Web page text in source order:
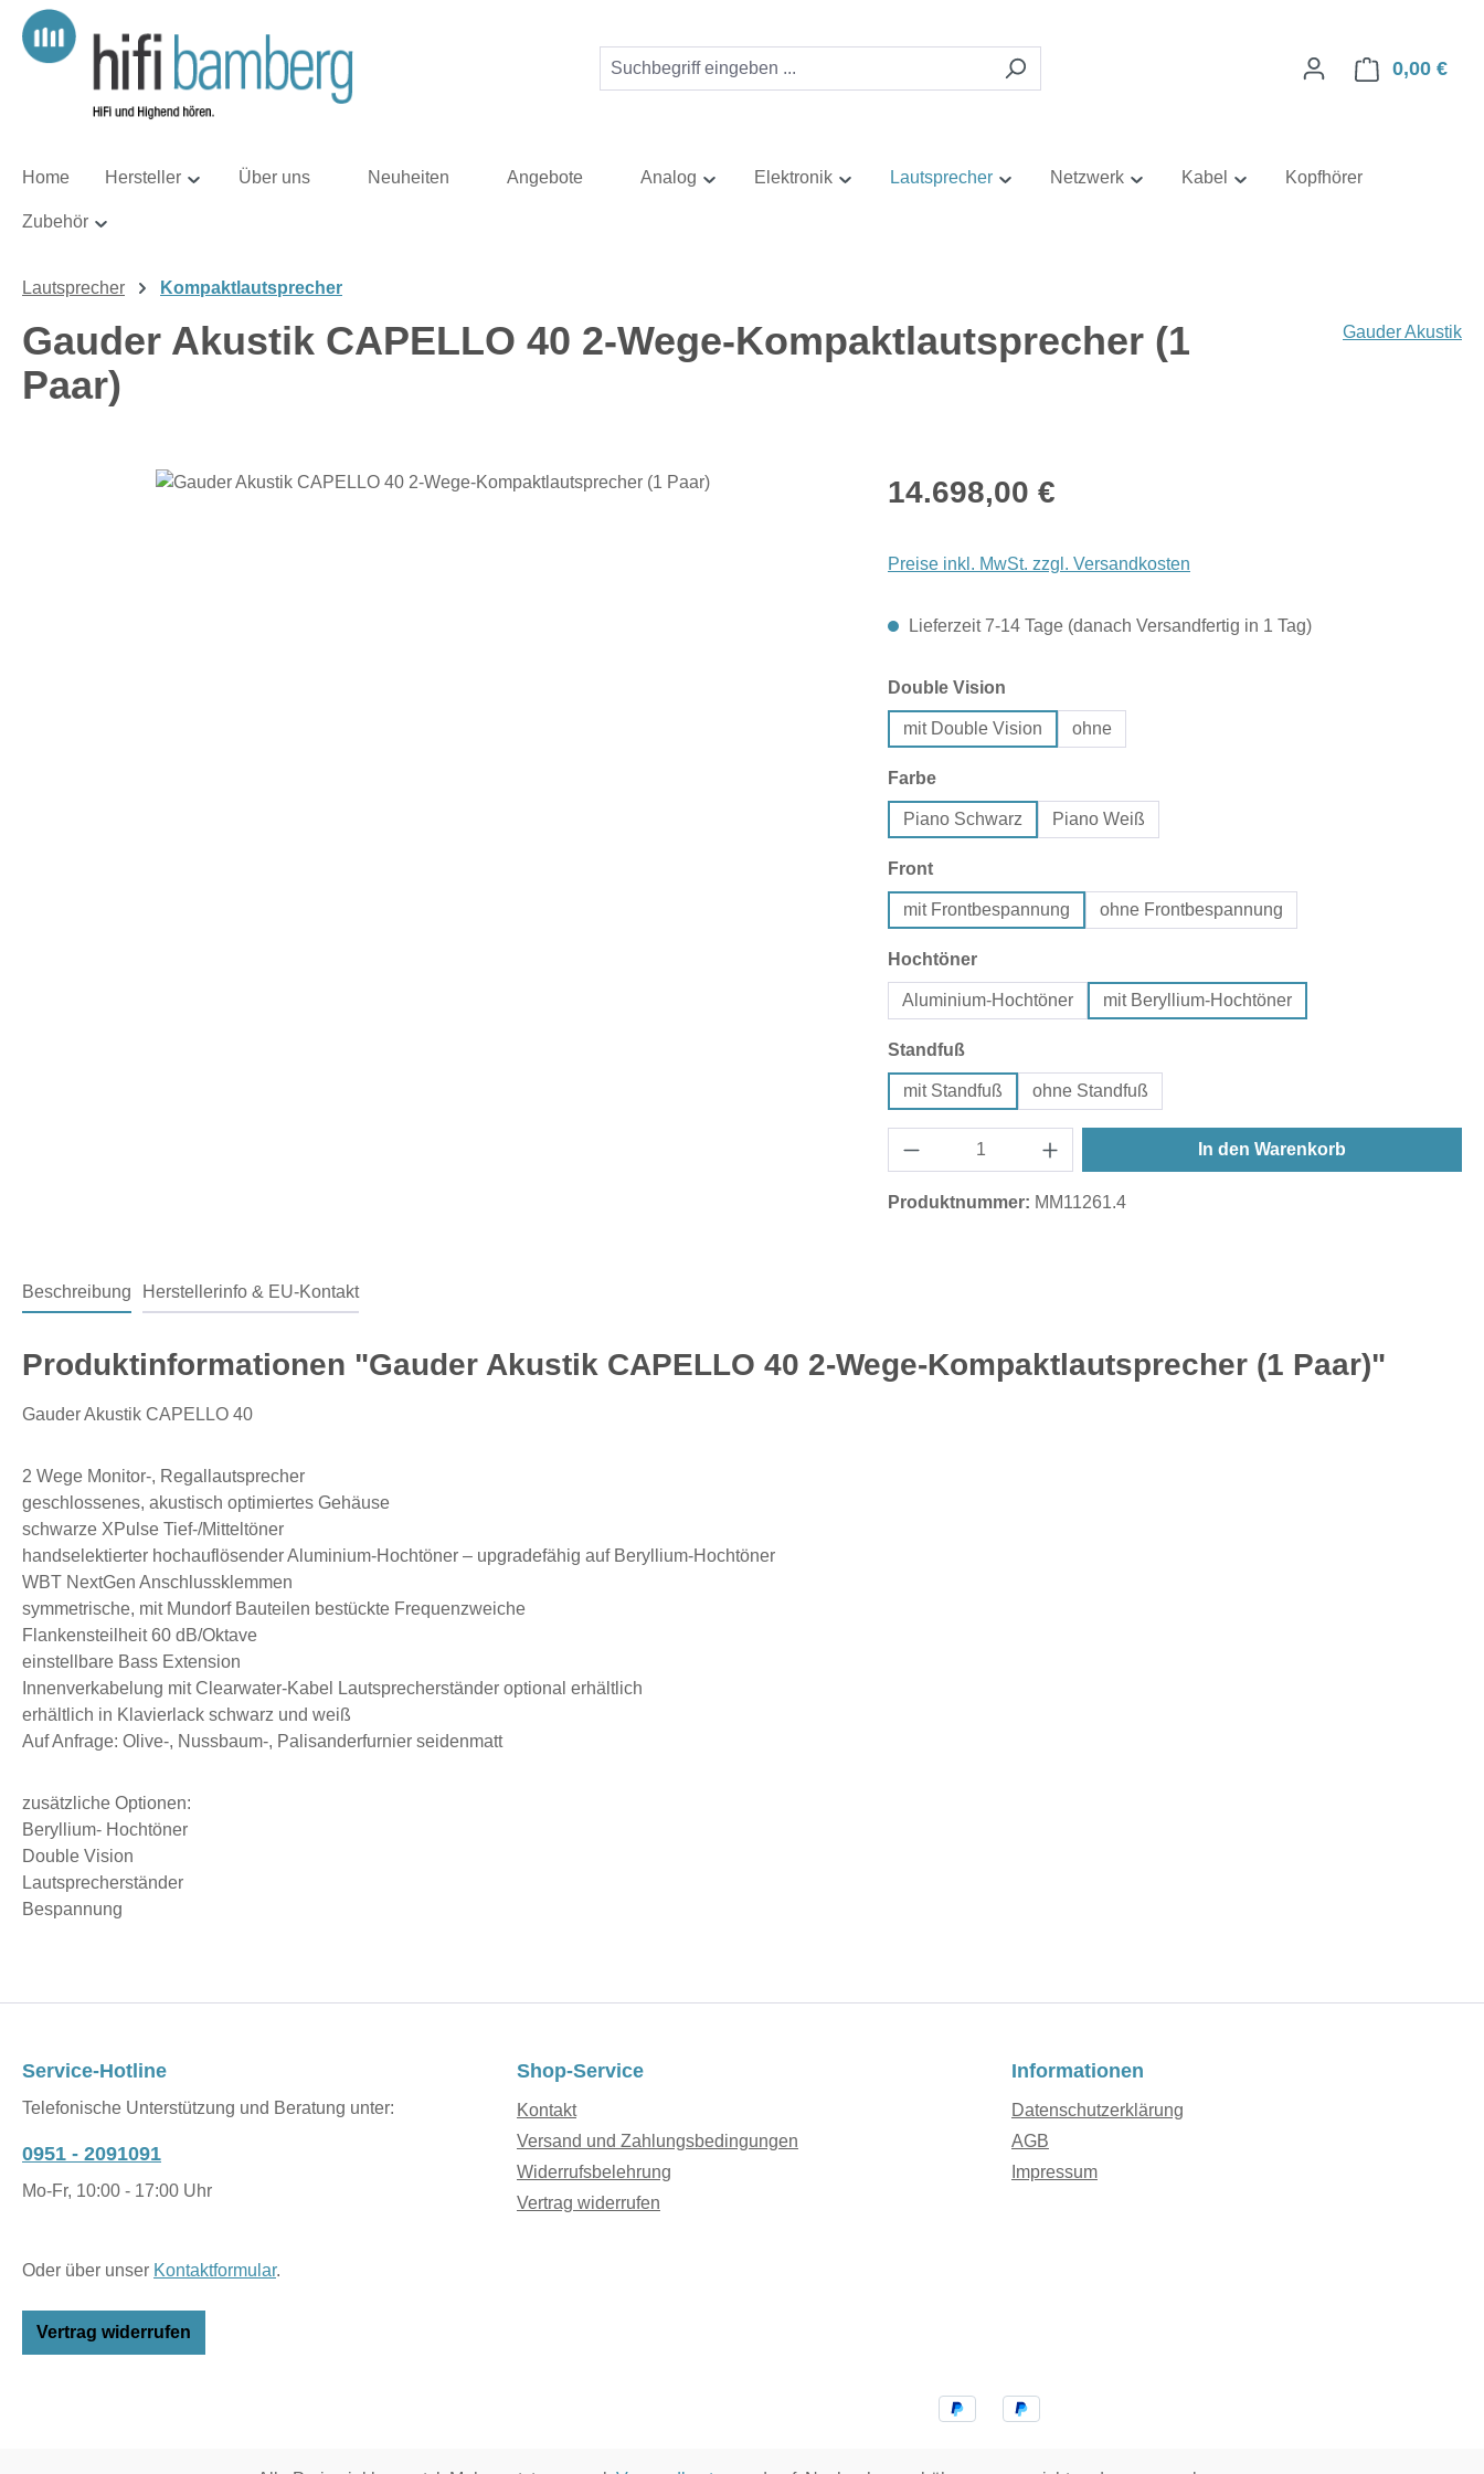
Hauptinhalt springen
Zur Suche springen
Zur Hauptnavigation springen
0,00 €
Home Hersteller Über uns Neuheiten Angebote Analog Elektronik Lautsprecher Netzwerk Kabel Kopfhörer
Zubehör
Lautsprecher Kompaktlautsprecher
Gauder Akustik CAPELLO 40 2-Wege-Kompaktlautsprecher (1
Paar)
Gauder Akustik
Bildergalerie überspringen Regulärer Preis:
14.698,00 €
Preise inkl. MwSt. zzgl. Versandkosten
Lieferzeit 7-14 Tage (danach Versandfertig in 1 Tag)
Double Vision
mit Double Vision ohne
Farbeauswählen
Piano Schwarz Piano Weiß
Frontauswählen
mit Frontbespannung ohne Frontbespannung
Hochtönerauswählen
Aluminium-Hochtöner mit Beryllium-Hochtöner
Standfußauswählen
mit Standfuß ohne Standfuß
In den Warenkorb
Produktnummer: MM11261.4
Beschreibung Herstellerinfo & EU-Kontakt
Produktinformationen "Gauder Akustik CAPELLO 40 2-Wege-Kompaktlautsprecher (1 Paar)"
Gauder Akustik CAPELLO 40
2 Wege Monitor-, Regallautsprecher
geschlossenes, akustisch optimiertes Gehäuse
schwarze XPulse Tief-/Mitteltöner
handselektierter hochauflösender Aluminium-Hochtöner – upgradefähig auf Beryllium-Hochtöner
WBT NextGen Anschlussklemmen
symmetrische, mit Mundorf Bauteilen bestückte Frequenzweiche
Flankensteilheit 60 dB/Oktave
einstellbare Bass Extension
Innenverkabelung mit Clearwater-Kabel Lautsprecherständer optional erhältlich
erhältlich in Klavierlack schwarz und weiß
Auf Anfrage: Olive-, Nussbaum-, Palisanderfurnier seidenmatt
zusätzliche Optionen:
Beryllium- Hochtöner
Double Vision
Lautsprecherständer
Bespannung
Service-Hotline
Telefonische Unterstützung und Beratung unter:
0951 - 2091091
Mo-Fr, 10:00 - 17:00 Uhr
Oder über unser Kontaktformular.
Vertrag widerrufen
Shop-Service
Kontakt
Versand und Zahlungsbedingungen
Widerrufsbelehrung
Vertrag widerrufen
Informationen
Datenschutzerklärung
AGB
Impressum